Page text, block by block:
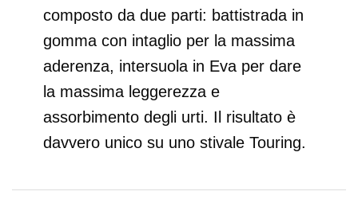
composto da due parti: battistrada in
gomma con intaglio per la massima
aderenza, intersuola in Eva per dare
la massima leggerezza e
assorbimento degli urti. Il risultato è
davvero unico su uno stivale Touring.